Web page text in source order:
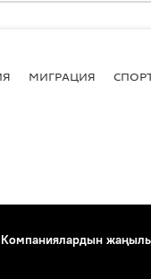
МИГРАЦИЯ
Компаниялардын